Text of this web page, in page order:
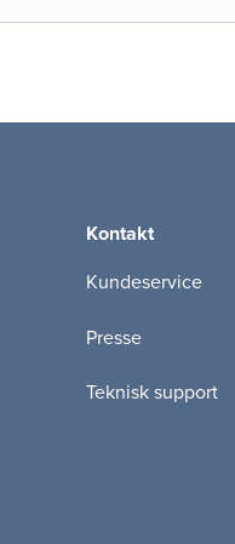
Kontakt
Kundeservice
Presse
Teknisk support